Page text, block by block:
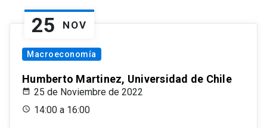
25 NOV
Macroeconomía
Humberto Martinez, Universidad de Chile
25 de Noviembre de 2022
14:00 a 16:00